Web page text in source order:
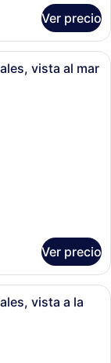
Ver precio
de hotel moderna
vista al mar
Ver precio
de hotel moderna
vista a la